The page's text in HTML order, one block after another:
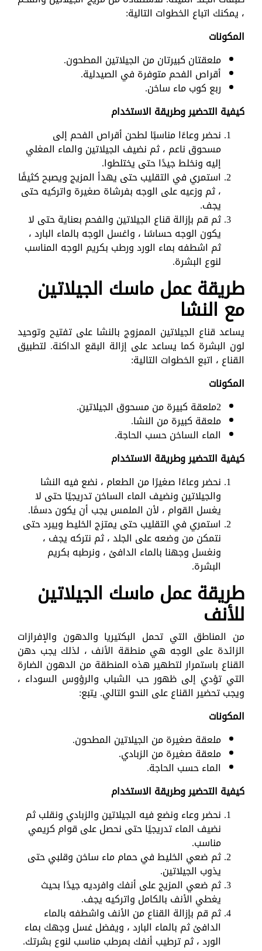
، يمكنك اتباع الخطوات التالية:
المكونات
ملعقتان كبيرتان من الجيلاتين المطحون.
أقراص الفحم متوفرة في الصيدلية.
ربع كوب ماء ساخن.
كيفية التحضير وطريقة الاستخدام
نحضر وعاءًا مناسبًا لطحن أقراص الفحم إلى
مسحوق ناعم ، ثم نضيف الجيلاتين والماء المغلي
إليه ونخلط جيدًا حتى يختلطوا.
استمري في التقليب حتى يهدأ المزيج ويصبح كثيفًا
، ثم وزعيه على الوجه بفرشاة صغيرة واتركيه حتى
يجف.
ثم قم بإزالة قناع الجيلاتين والفحم بعناية حتى لا
يكون الوجه حساسًا ، واغسل الوجه بالماء البارد ،
ثم اشطفه بماء الورد ورطب بكريم الوجه المناسب
لنوع البشرة.
طريقة عمل ماسك الجيلاتين
مع النشا
يساعد قناع الجيلاتين الممزوج بالنشا على تفتيح وتوحيد
لون البشرة كما يساعد على إزالة البقع الداكنة. لتطبيق
القناع ، اتبع الخطوات التالية:
المكونات
2ملعقة كبيرة من مسحوق الجيلاتين.
ملعقة كبيرة من النشا.
الماء الساخن حسب الحاجة.
كيفية التحضير وطريقة الاستخدام
نحضر وعاءًا صغيرًا من الطعام ، نضع فيه النشا
والجيلاتين ونضيف الماء الساخن تدريجيًا حتى لا
يغسل القوام ، لأن الملمس يجب أن يكون دسمًا.
استمري في التقليب حتى يمتزج الخليط ويبرد حتى
نتمكن من وضعه على الجلد ، ثم نتركه يجف ،
ونغسل وجهنا بالماء الدافئ ، ونرطبه بكريم
البشرة.
طريقة عمل ماسك الجيلاتين
للأنف
من المناطق التي تحمل البكتيريا والدهون والإفرازات
الزائدة على الوجه هي منطقة الأنف ، لذلك يجب دهن
القناع باستمرار لتطهير هذه المنطقة من الدهون الضارة
التي تؤدي إلى ظهور حب الشباب والرؤوس السوداء ،
ويجب تحضير القناع على النحو التالي. يتبع:
المكونات
ملعقة صغيرة من الجيلاتين المطحون.
ملعقة صغيرة من الزبادي.
الماء حسب الحاجة.
كيفية التحضير وطريقة الاستخدام
نحضر وعاء ونضع فيه الجيلاتين والزبادي ونقلب ثم
نضيف الماء تدريجيًا حتى نحصل على قوام كريمي
مناسب.
ثم ضعي الخليط في حمام ماء ساخن وقلبي حتى
يذوب الجيلاتين.
ثم ضعي المزيج على أنفك وافرديه جيدًا بحيث
يغطي الأنف بالكامل واتركيه يجف.
ثم قم بإزالة القناع من الأنف واشطفه بالماء
الدافئ ثم بالماء البارد ، ويفضل غسل وجهك بماء
الورد ، ثم ترطيب أنفك بمرطب مناسب لنوع بشرتك.